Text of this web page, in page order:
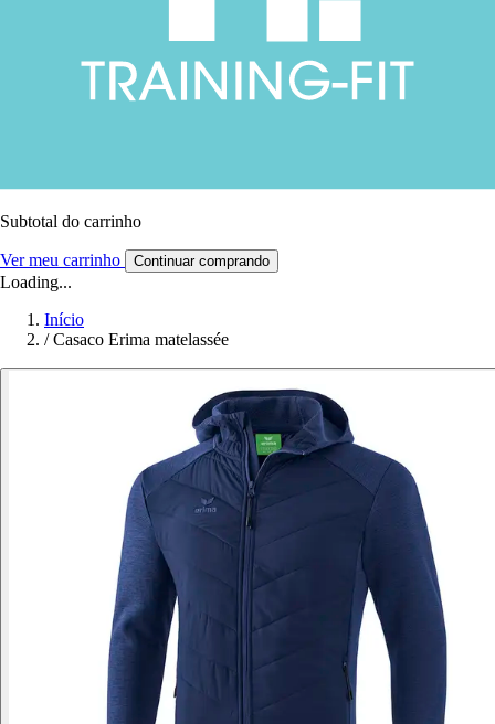
Subtotal do carrinho
Ver meu carrinho Continuar comprando
Loading...
Início
/ Casaco Erima matelassée